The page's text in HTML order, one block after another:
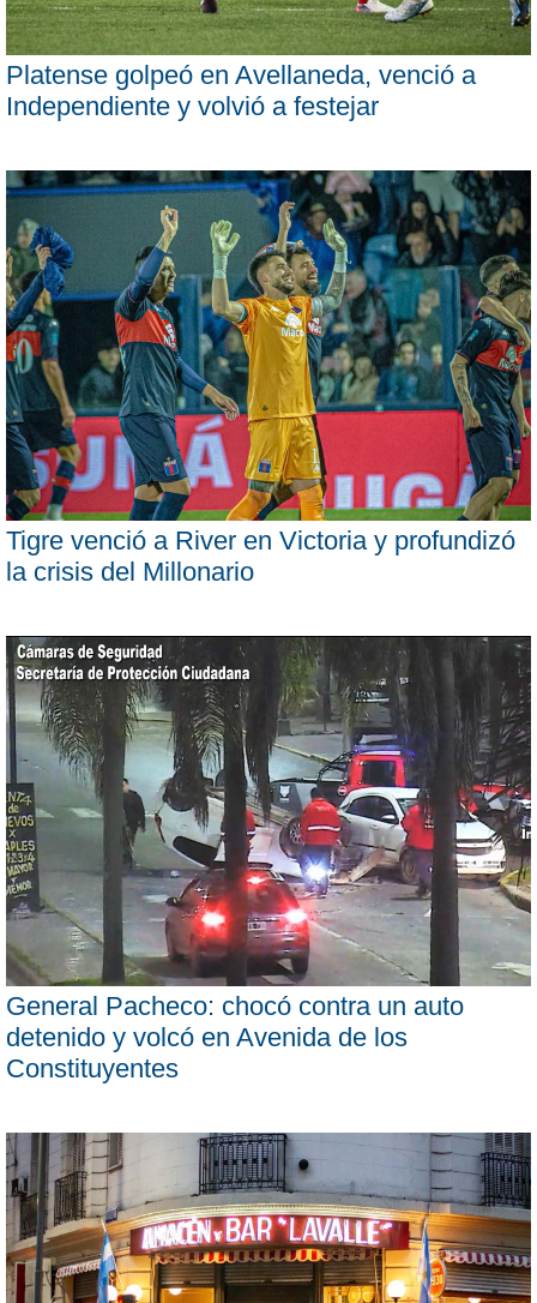
Platense golpeó en Avellaneda, venció a
Independiente y volvió a festejar
Tigre venció a River en Victoria y profundizó
la crisis del Millonario
General Pacheco: chocó contra un auto
detenido y volcó en Avenida de los
Constituyentes